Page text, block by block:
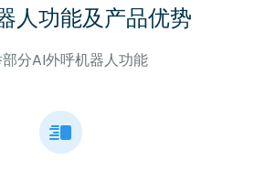
人功能及产品优势
分AI外呼机器人功能